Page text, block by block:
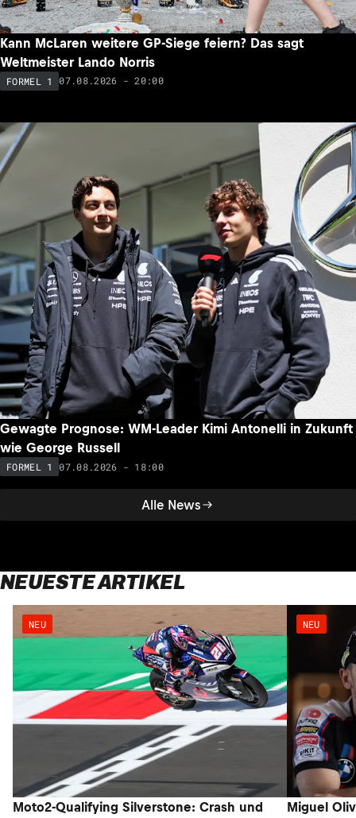
Alle News
Kann McLaren weitere GP-Siege feiern? Das sagt
Weltmeister Lando Norris
FORMEL 1 07.08.2026 - 20:00
Gewagte Prognose: WM-Leader Kimi Antonelli in Zukunft
wie George Russell
FORMEL 1 07.08.2026 - 18:00
NEUESTE ARTIKEL
NEU
Moto2-Qualifying Silverstone: Crash und
NEU
Miguel